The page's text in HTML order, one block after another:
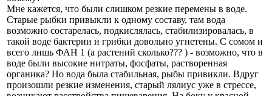
Мне кажется, что были слишком резкие перемены в воде.
Старые рыбки привыкли к одному составу, там вода
возможно состарелась, подкислялась, стабилизировалась, в
такой воде бактерии и грибки довольно угнетены. С сомом и
всего лишь ФАН 1 (а растений сколько??? ) - возможно, что в
воде были высокие нитраты, фосфаты, растворенная
органика? Но вода была стабильная, рыбы привикли. Вдруг
произошли резкие изменения, старый лялиус уже в стрессе,